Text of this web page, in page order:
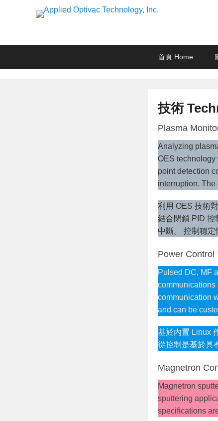
Applied Optivac
首頁 Home
技術
P
o
e
d
o
n
M
a
y
1
,
2
0
1
9
b
y
A
m
i
n
Plasma
Analyzing
OES technology
point detection
interruption.
利用 OES 技術
結合閉鎖 PID 控
中斷。 控制穩定
Power Control
Pulsed DC, MF
communications
communication
and can be
基於內置 Linux
從控制是基於具
Magnetron
Magnetron
sputtering
specifications